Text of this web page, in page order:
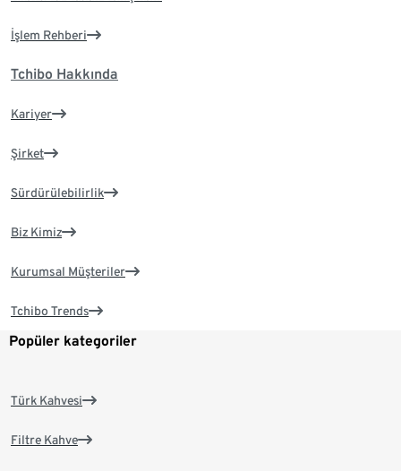
İşlem Rehberi
Tchibo Hakkında
Kariyer
Şirket
Sürdürülebilirlik
Biz Kimiz
Kurumsal Müşteriler
Tchibo Trends
Popüler kategoriler
Türk Kahvesi
Filtre Kahve